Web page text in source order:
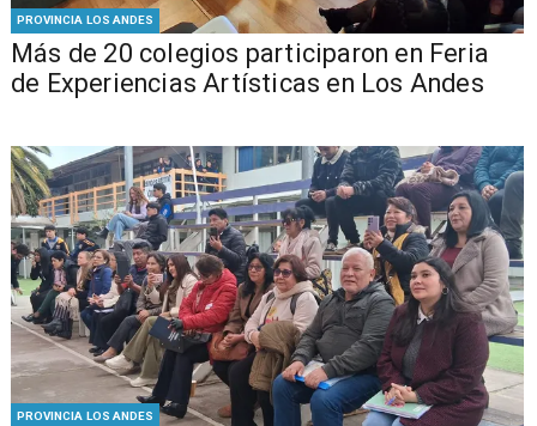
PROVINCIA LOS ANDES
Más de 20 colegios participaron en Feria
de Experiencias Artísticas en Los Andes
PROVINCIA LOS ANDES